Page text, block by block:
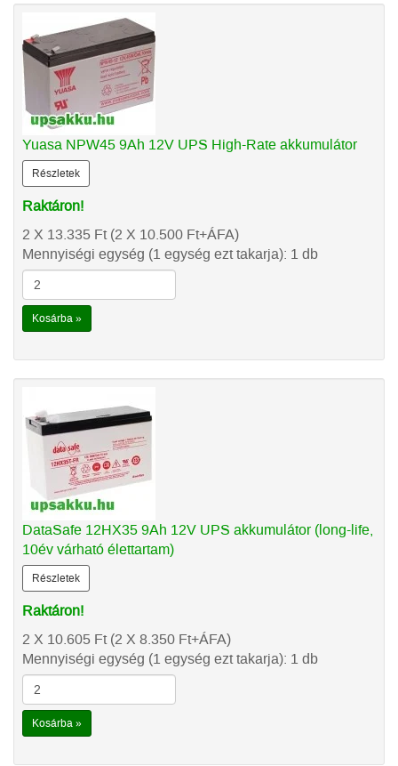
Yuasa NPW45 9Ah 12V UPS High-Rate akkumulátor
Részletek
Raktáron!
2 X 13.335 Ft(2 X 10.500 Ft+ÁFA)
Mennyiségi egység (1 egység ezt takarja): 1 db
Kosárba »
DataSafe 12HX35 9Ah 12V UPS akkumulátor (long-life,
10év várható élettartam)
Részletek
Raktáron!
2 X 10.605 Ft(2 X 8.350 Ft+ÁFA)
Mennyiségi egység (1 egység ezt takarja): 1 db
Kosárba »